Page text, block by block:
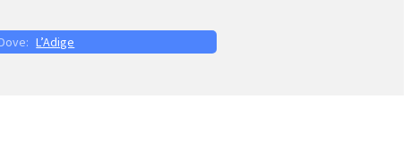
L’Adige